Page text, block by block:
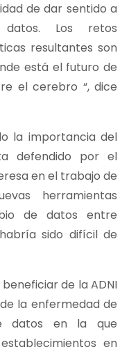
de dar sentido a
Los retos
resultantes son
está el futuro de
el cerebro “, dice
la importancia del
defendido por el
en el trabajo de
herramientas
de datos entre
sido difícil de
de la ADNI
la enfermedad de
datos en la que
en